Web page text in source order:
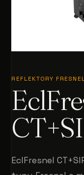
REFLEKTORY
EclFresnel